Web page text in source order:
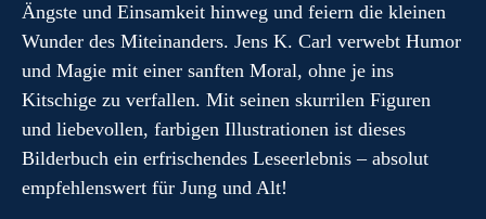
Ängste und Einsamkeit hinweg und feiern die kleinen
Wunder des Miteinanders. Jens K. Carl verwebt Humor
und Magie mit einer sanften Moral, ohne je ins
Kitschige zu verfallen. Mit seinen skurrilen Figuren
und liebevollen, farbigen Illustrationen ist dieses
Bilderbuch ein erfrischendes Leseerlebnis – absolut
empfehlenswert für Jung und Alt!